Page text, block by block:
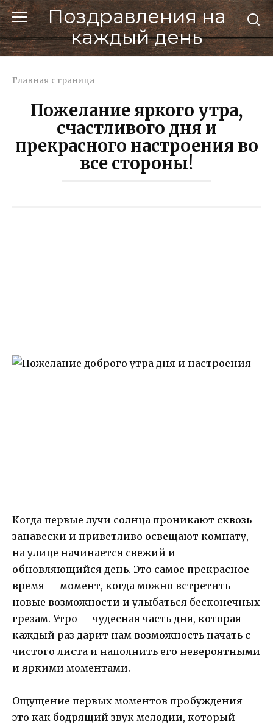
Перейти
к
контенту
Поздравления на
каждый день
Главная страница
Пожелание яркого утра,
счастливого дня и
прекрасного настроения во
все стороны!
Когда первые лучи солнца проникают сквозь
занавески и приветливо освещают комнату,
на улице начинается свежий и
обновляющийся день. Это самое прекрасное
время — момент, когда можно встретить
новые возможности и улыбаться бесконечных
грезам. Утро — чудесная часть дня, которая
каждый раз дарит нам возможность начать с
чистого листа и наполнить его невероятными
и яркими моментами.
Ощущение первых моментов пробуждения —
это как бодрящий звук мелодии, который